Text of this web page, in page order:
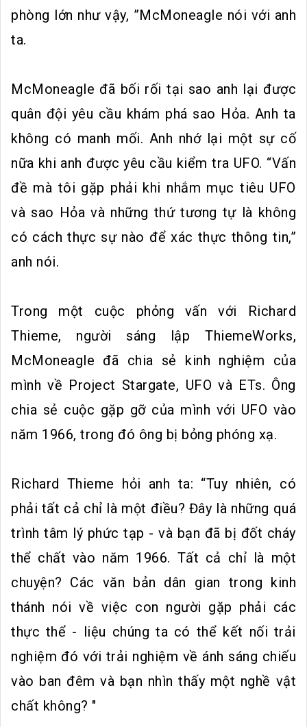
phòng lớn như vậy, ”McMoneagle nói với anh
ta.
McMoneagle đã bối rối tại sao anh lại được
quân đội yêu cầu khám phá sao Hỏa. Anh ta
không có manh mối. Anh nhớ lại một sự cố
nữa khi anh được yêu cầu kiểm tra UFO. “Vấn
đề mà tôi gặp phải khi nhắm mục tiêu UFO
và sao Hỏa và những thứ tương tự là không
có cách thực sự nào để xác thực thông tin,”
anh nói.
Trong một cuộc phỏng vấn với Richard
Thieme, người sáng lập ThiemeWorks,
McMoneagle đã chia sẻ kinh nghiệm của
mình về Project Stargate, UFO và ETs. Ông
chia sẻ cuộc gặp gỡ của mình với UFO vào
năm 1966, trong đó ông bị bỏng phóng xạ.
Richard Thieme hỏi anh ta: “Tuy nhiên, có
phải tất cả chỉ là một điều? Đây là những quá
trình tâm lý phức tạp - và bạn đã bị đốt cháy
thể chất vào năm 1966. Tất cả chỉ là một
chuyện? Các văn bản dân gian trong kinh
thánh nói về việc con người gặp phải các
thực thể - liệu chúng ta có thể kết nối trải
nghiệm đó với trải nghiệm về ánh sáng chiếu
vào ban đêm và bạn nhìn thấy một nghề vật
chất không? "